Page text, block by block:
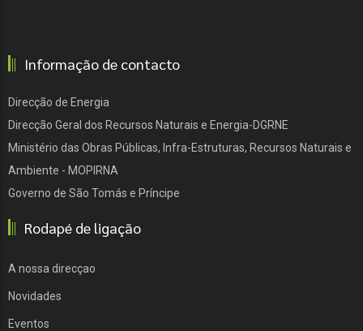
Informação de contacto
Direcção de Energia
Direcção Geral dos Recursos Naturais e Energia-DGRNE
Ministério das Obras Públicas, Infra-Estruturas, Recursos Naturais e
Ambiente - MOPIRNA
Governo de São Tomás e Príncipe
Rodapé de ligação
A nossa direcçao
Novidades
Eventos